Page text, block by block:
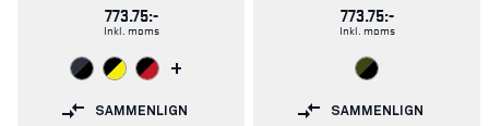
773.75:-
Inkl. moms
+
SAMMENLIGN
773.75:-
Inkl. moms
SAMMENLIGN